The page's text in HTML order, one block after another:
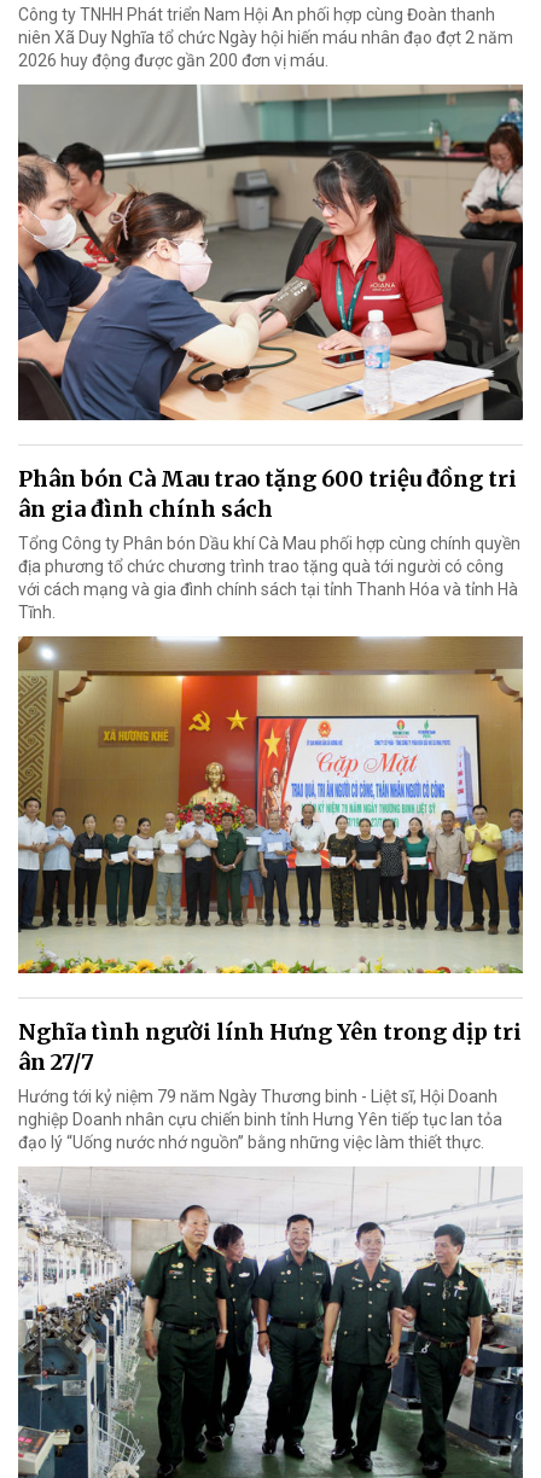
Công ty TNHH Phát triển Nam Hội An phối hợp cùng Đoàn thanh
niên Xã Duy Nghĩa tổ chức Ngày hội hiến máu nhân đạo đợt 2 năm
2026 huy động được gần 200 đơn vị máu.
Phân bón Cà Mau trao tặng 600 triệu đồng tri
ân gia đình chính sách
Tổng Công ty Phân bón Dầu khí Cà Mau phối hợp cùng chính quyền
địa phương tổ chức chương trình trao tặng quà tới người có công
với cách mạng và gia đình chính sách tại tỉnh Thanh Hóa và tỉnh Hà
Tĩnh.
Nghĩa tình người lính Hưng Yên trong dịp tri
ân 27/7
Hướng tới kỷ niệm 79 năm Ngày Thương binh - Liệt sĩ, Hội Doanh
nghiệp Doanh nhân cựu chiến binh tỉnh Hưng Yên tiếp tục lan tỏa
đạo lý “Uống nước nhớ nguồn” bằng những việc làm thiết thực.